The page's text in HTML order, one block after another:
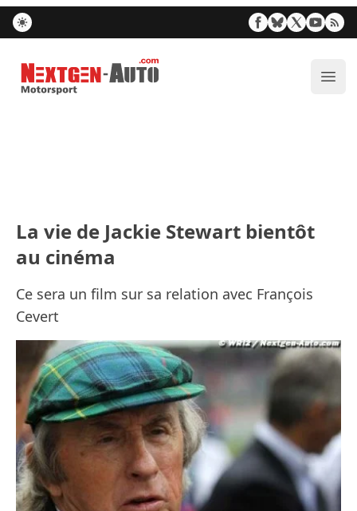
Nextgen-Auto.com
La vie de Jackie Stewart bientôt
au cinéma
Ce sera un film sur sa relation avec François
Cevert